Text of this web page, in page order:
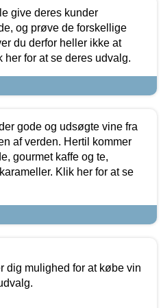
give deres kunder
og prøve de forskellige
du derfor heller ikke at
for at se deres udvalg.
gode og udsøgte vine fra
af verden. Hertil kommer
gourmet kaffe og te,
Klik her for at se
dig mulighed for at købe vin